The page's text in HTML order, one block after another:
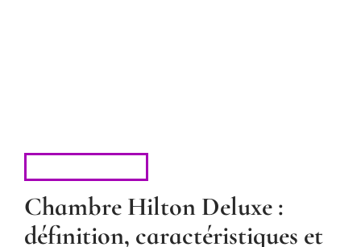
Chambre Hilton Deluxe :
définition, caractéristiques et